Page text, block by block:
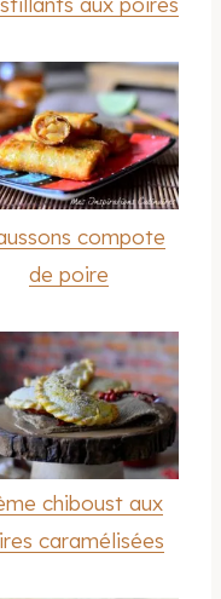
compote
de poire
chiboust aux
caramélisées